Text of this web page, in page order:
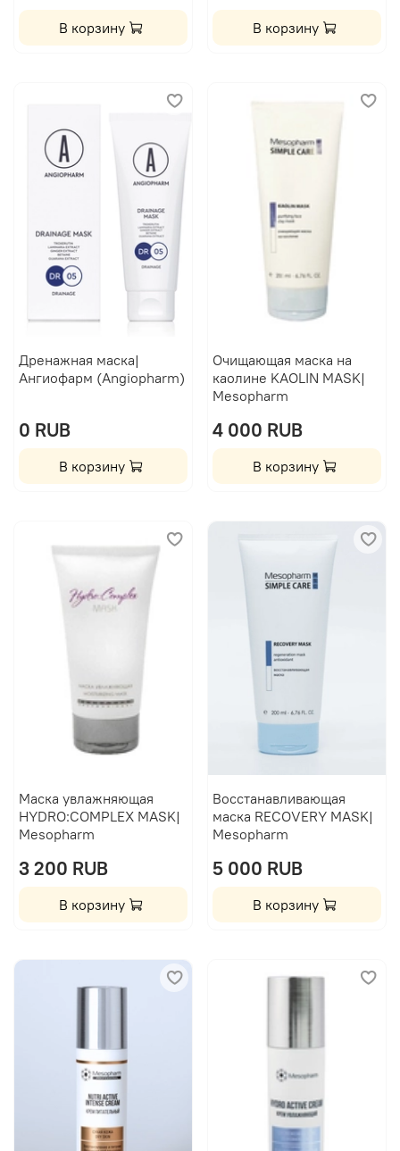
В корзину В корзину
Дренажная маска|
Ангиофарм (Angiopharm)
0 RUB
В корзину
Очищающая маска на
каолине KAOLIN MASK|
Mesopharm
4 000 RUB
В корзину
Маска увлажняющая
HYDRO:COMPLEX MASK|
Mesopharm
3 200 RUB
В корзину
Восстанавливающая
маска RECOVERY MASK|
Mesopharm
5 000 RUB
В корзину